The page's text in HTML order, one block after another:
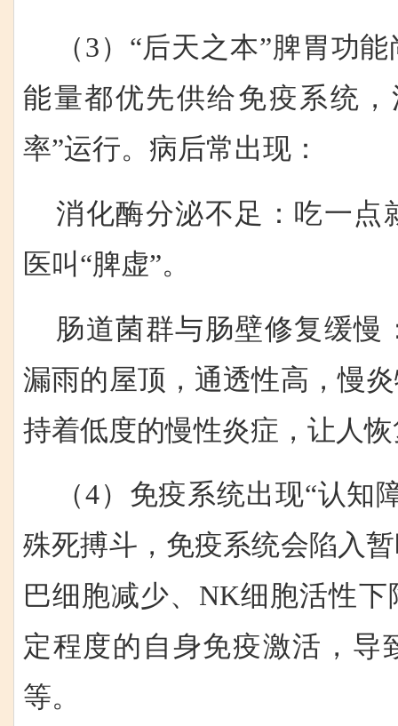
（3）“后天之本”脾胃功
能量都优先供给免疫系统
率”运行。病后常出现：
消化酶分泌不足：吃一点
医叫“脾虚”。
肠道菌群与肠壁修复缓慢
漏雨的屋顶，通透性高，慢
持着低度的慢性炎症，让人
（4）免疫系统出现“认知
殊死搏斗，免疫系统会陷入
巴细胞减少、NK细胞活性
定程度的自身免疫激活，导
等。